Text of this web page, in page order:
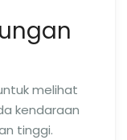
melihat
kendaraan
tinggi.